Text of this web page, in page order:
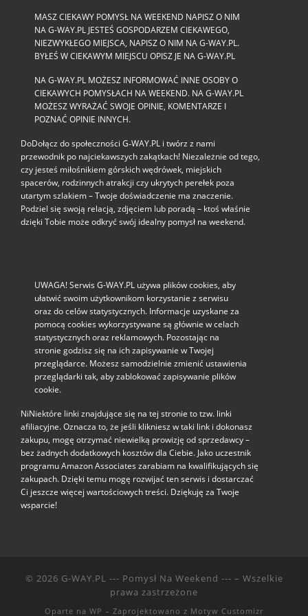
MASZ CIEKAWY POMYSŁ NA WEEKEND NAPISZ O NIM
NA G-WAY.PL JESTEŚ GOSPODARZEM CIEKAWEGO,
NIEZWYKŁEGO MIEJSCA, NAPISZ O NIM NA G-WAY.PL.
BYŁEŚ W CIEKAWYM MIEJSCU OPISZ JE NA G-WAY.PL
NA G-WAY.PL MOŻESZ INFORMOWAĆ INNE OSOBY O
CIEKAWYCH POMYSŁACH NA WEEKEND. NA G-WAY.PL
MOŻESZ WYRAŻAĆ SWOJE OPINIE, KOMENTARZE I
POZNAĆ OPINIE INNYCH.
DoDołącz do społeczności G‑WAY.PL i twórz z nami
przewodnik po najciekawszych zakątkach! Niezależnie od tego,
czy jesteś miłośnikiem górskich wędrówek, miejskich
spacerów, rodzinnych atrakcji czy ukrytych perełek poza
utartym szlakiem – Twoje doświadczenie ma znaczenie.
Podziel się swoją relacją, zdjęciem lub poradą – ktoś właśnie
dzięki Tobie może odkryć swój idealny pomysł na weekend.
UWAGA! Serwis G-WAY.PL używa plików cookies, aby
ułatwić swoim użytkownikom korzystanie z serwisu
oraz do celów statystycznych. Informacje uzyskane za
pomocą cookies wykorzystywane są głównie w celach
statystycznych oraz reklamowych. Pozostając na
stronie godzisz się na ich zapisywanie w Twojej
przeglądarce. Możesz samodzielnie zmienić ustawienia
przeglądarki tak, aby zablokować zapisywanie plików
cookie.
NiNiektóre linki znajdujące się na tej stronie to tzw. linki
afiliacyjne. Oznacza to, że jeśli klikniesz w taki link i dokonasz
zakupu, mogę otrzymać niewielką prowizję od sprzedawcy –
bez żadnych dodatkowych kosztów dla Ciebie. Jako uczestnik
programu Amazon Associates zarabiam na kwalifikujących się
zakupach. Dzięki temu mogę rozwijać ten serwis i dostarczać
Ci jeszcze więcej wartościowych treści. Dziękuję za Twoje
wsparcie!
© 2026 G-WAY.PL --- Pomysł Na Weekend --- – Wszelkie
prawa zastrzeżone
Oparte na WP – Zaprojektowano z Motyw Customizr